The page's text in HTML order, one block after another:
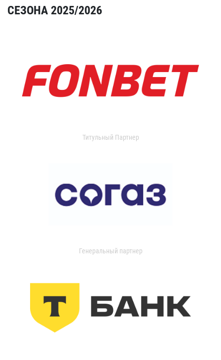
СЕЗОНА 2025/2026
Титульный Партнер
Генеральный партнер